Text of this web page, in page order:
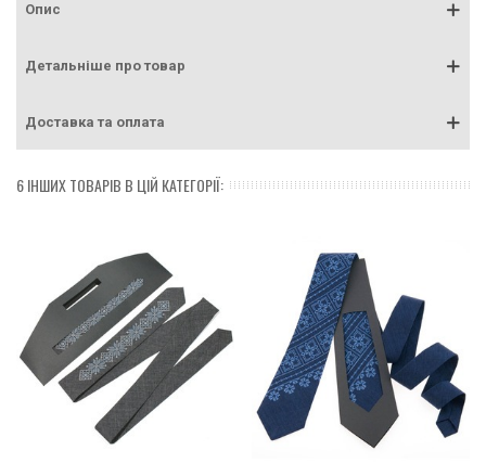
Опис
Детальніше про товар
Доставка та оплата
6 ІНШИХ ТОВАРІВ В ЦІЙ КАТЕГОРІЇ: